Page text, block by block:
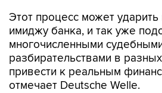
Этот процесс может ударить
имиджу банка, и так уже
многочисленными
разбирательствами в
привести к реальным
отмечает Deutsche Welle.